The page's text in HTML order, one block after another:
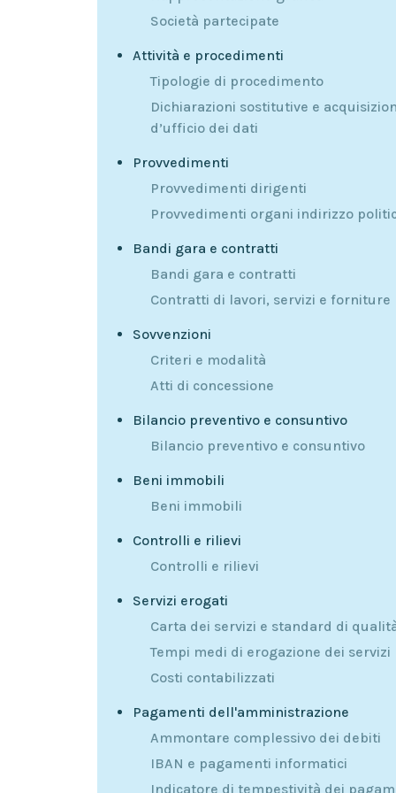
Società partecipate
Attività e procedimenti
Tipologie di procedimento
Dichiarazioni sostitutive e
d’ufficio dei dati
Provvedimenti
Provvedimenti dirigenti
Provvedimenti organi indirizzo
Bandi gara e contratti
Bandi gara e contratti
Contratti di lavori, servizi e forniture
Sovvenzioni
Criteri e modalità
Atti di concessione
Bilancio preventivo e consuntivo
Bilancio preventivo e consuntivo
Beni immobili
Beni immobili
Controlli e rilievi
Controlli e rilievi
Servizi erogati
Carta dei servizi e standard di
Tempi medi di erogazione dei servizi
Costi contabilizzati
Pagamenti dell'amministrazione
Ammontare complessivo dei debiti
IBAN e pagamenti informatici
Indicatore di tempestività dei